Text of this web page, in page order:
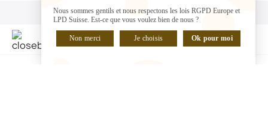
VOTRE COMPTE
VOTRE COMPTE
Nous sommes gentils et nous respectons les lois RGPD Europe et
LPD Suisse. Est-ce que vous voulez bien de nous ?
Non merci Je choisis Ok pour moi
DISCUTER EN LIGNE